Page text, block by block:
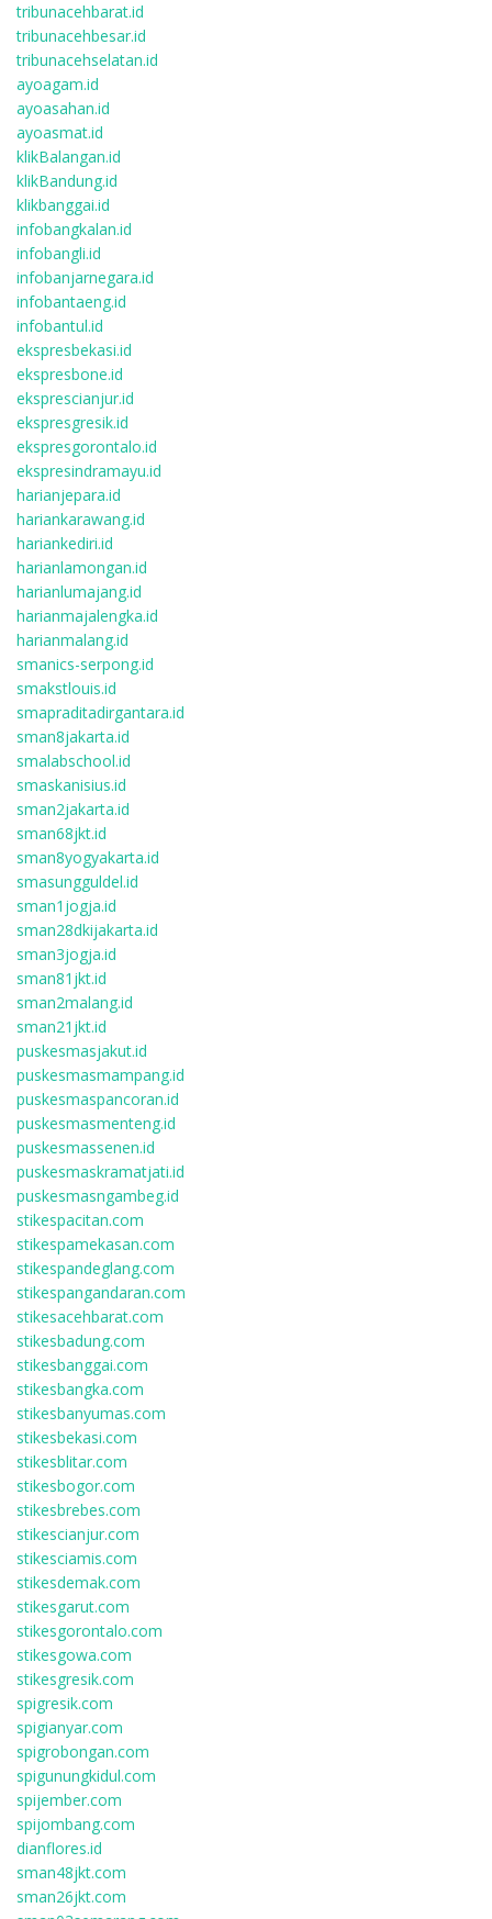
tribunacehbarat.id
tribunacehbesar.id
tribunacehselatan.id
ayoagam.id
ayoasahan.id
ayoasmat.id
klikBalangan.id
klikBandung.id
klikbanggai.id
infobangkalan.id
infobangli.id
infobanjarnegara.id
infobantaeng.id
infobantul.id
ekspresbekasi.id
ekspresbone.id
eksprescianjur.id
ekspresgresik.id
ekspresgorontalo.id
ekspresindramayu.id
harianjepara.id
hariankarawang.id
hariankediri.id
harianlamongan.id
harianlumajang.id
harianmajalengka.id
harianmalang.id
smanics-serpong.id
smakstlouis.id
smapraditadirgantara.id
sman8jakarta.id
smalabschool.id
smaskanisius.id
sman2jakarta.id
sman68jkt.id
sman8yogyakarta.id
smasungguldel.id
sman1jogja.id
sman28dkijakarta.id
sman3jogja.id
sman81jkt.id
sman2malang.id
sman21jkt.id
puskesmasjakut.id
puskesmasmampang.id
puskesmaspancoran.id
puskesmasmenteng.id
puskesmassenen.id
puskesmaskramatjati.id
puskesmasngambeg.id
stikespacitan.com
stikespamekasan.com
stikespandeglang.com
stikespangandaran.com
stikesacehbarat.com
stikesbadung.com
stikesbanggai.com
stikesbangka.com
stikesbanyumas.com
stikesbekasi.com
stikesblitar.com
stikesbogor.com
stikesbrebes.com
stikescianjur.com
stikesciamis.com
stikesdemak.com
stikesgarut.com
stikesgorontalo.com
stikesgowa.com
stikesgresik.com
spigresik.com
spigianyar.com
spigrobongan.com
spigunungkidul.com
spijember.com
spijombang.com
dianflores.id
sman48jkt.com
sman26jkt.com